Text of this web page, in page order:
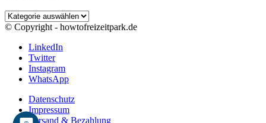
Kategorien
© Copyright - howtofreizeitpark.de
LinkedIn
Twitter
Instagram
WhatsApp
Datenschutz
Impressum
Versand & Bezahlung